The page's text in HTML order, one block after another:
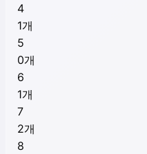
4
1개
5
0개
6
1개
7
2개
8